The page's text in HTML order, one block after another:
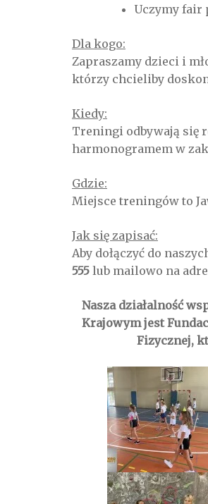
Uczymy fair
Dla kogo:
Zapraszamy dzieci i
którzy chcieliby
Kiedy:
Treningi odbywają się
harmonogramem w
Gdzie:
Miejsce treningów to
Jak się zapisać:
Aby dołączyć do
555 lub mailowo na
Nasza działalność
Krajowym jest
Fizycznej,